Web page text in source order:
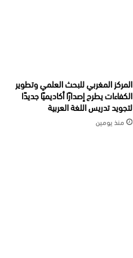
المركز المغربي للبحث العلمي وتطوير
الكفاءات يطرح إصدارًا أكاديميًا جديدًا
لتجويد تدريس اللغة العربية
منذ يومين